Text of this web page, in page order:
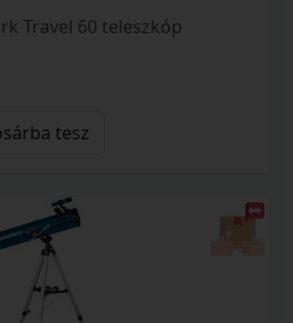
Travel 60 teleszkóp
tesz